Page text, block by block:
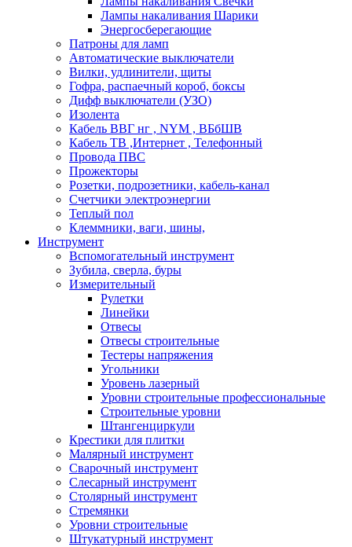
Лампы накаливания Шарики
Энергосберегающие
Патроны для ламп
Автоматические выключатели
Вилки, удлинители, щиты
Гофра, распаечный короб, боксы
Дифф выключатели (УЗО)
Изолента
Кабель ВВГ нг , NYM , ВБбШВ
Кабель ТВ ,Интернет , Телефонный
Провода ПВС
Прожекторы
Розетки, подрозетники, кабель-канал
Счетчики электроэнергии
Теплый пол
Клеммники, ваги, шины,
Инструмент
Вспомогательный инструмент
Зубила, сверла, буры
Измерительный
Рулетки
Линейки
Отвесы
Отвесы строительные
Тестеры напряжения
Угольники
Уровень лазерный
Уровни строительные профессиональные
Строительные уровни
Штангенциркули
Крестики для плитки
Малярный инструмент
Сварочный инструмент
Слесарный инструмент
Столярный инструмент
Стремянки
Уровни строительные
Штукатурный инструмент